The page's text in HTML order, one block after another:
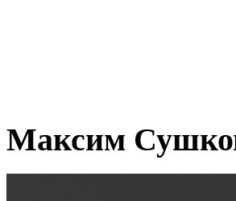
Максим